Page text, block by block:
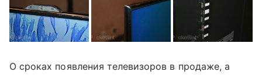
О сроках появления телевизоров в продаже, а